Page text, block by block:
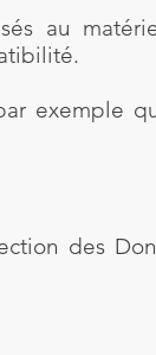
au
exemple
des